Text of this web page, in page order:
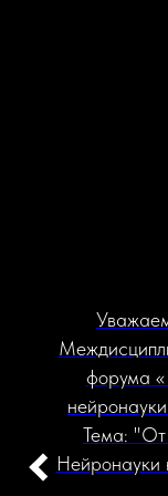
форума
Тема: "От
Нейронауки